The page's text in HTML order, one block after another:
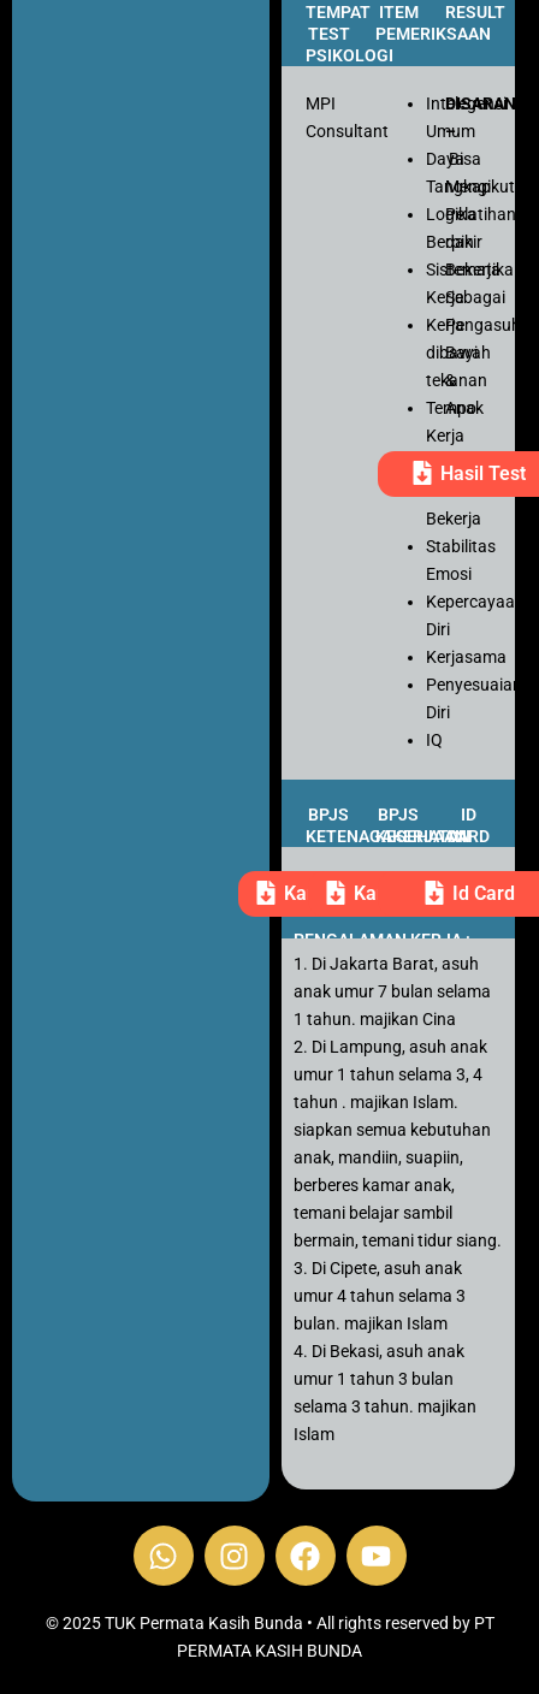
TEMPAT
TEST
PSIKOLOGI
ITEM
PEMERIKSAAN
RESULT
MPI
Consultant
Intelegensi
Umum
Daya
Tangkap
Logika
Berpikir
Sistematika
Kerja
Kerja
dibawah
tekanan
Tempo
Kerja
Ketelitian
Motivasi
Bekerja
Stabilitas
Emosi
Kepercayaan
Diri
Kerjasama
Penyesuaian
Diri
IQ
–
Bisa
Mengikuti
Pelatihan
dan
Bekerja
Sebagai
Pengasuh
Bayi
&
Anak
Hasil Test
BPJS
KETENAGAKERJAAN
BPJS
KESEHATAN
ID
CARD
Kartu PesertaKartu PesertaId Card
PENGALAMAN KERJA :
1. Di Jakarta Barat, asuh
anak umur 7 bulan selama
1 tahun. majikan Cina
2. Di Lampung, asuh anak
umur 1 tahun selama 3, 4
tahun . majikan Islam.
siapkan semua kebutuhan
anak, mandiin, suapiin,
berberes kamar anak,
temani belajar sambil
bermain, temani tidur siang.
3. Di Cipete, asuh anak
umur 4 tahun selama 3
bulan. majikan Islam
4. Di Bekasi, asuh anak
umur 1 tahun 3 bulan
selama 3 tahun. majikan
Islam
W
h
t
I
n
t
a
F
a
e
b
Y
o
t
© 2025 TUK Permata Kasih Bunda • All rights reserved by PT
PERMATA KASIH BUNDA